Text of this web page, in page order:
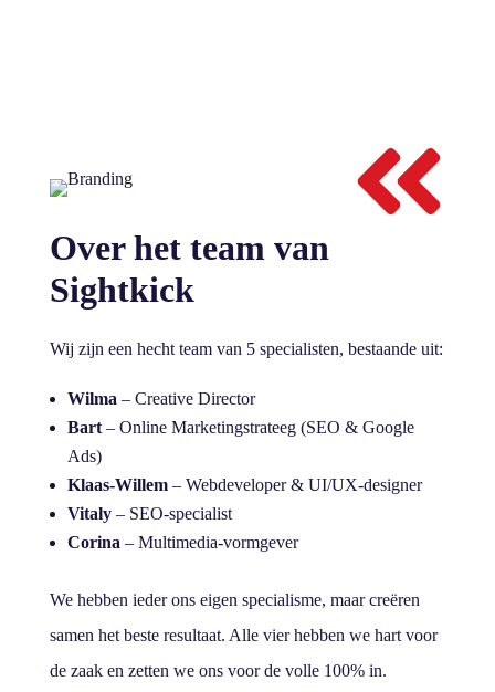

Over het team van
Sightkick
Wij zijn een hecht team van 5 specialisten, bestaande uit:
Wilma– Creative Director
Bart– Online Marketingstrateeg (SEO & Google
Ads)
Klaas-Willem– Webdeveloper & UI/UX-designer
Vitaly– SEO-specialist
Corina– Multimedia-vormgever
We hebben ieder ons eigen specialisme, maar creëren
samen het beste resultaat. Alle vier hebben we hart voor
de zaak en zetten we ons voor de volle 100% in.